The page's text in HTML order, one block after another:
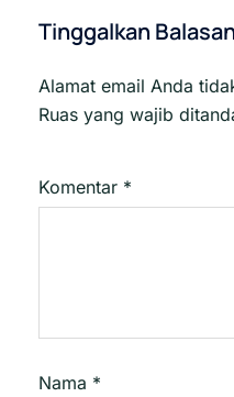
Tinggalkan
Alamat email Anda
Ruas yang wajib
Komentar *
Nama *